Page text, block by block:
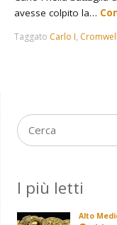
avesse colpito la…
Taggato Carlo I, Cromwell
I più letti